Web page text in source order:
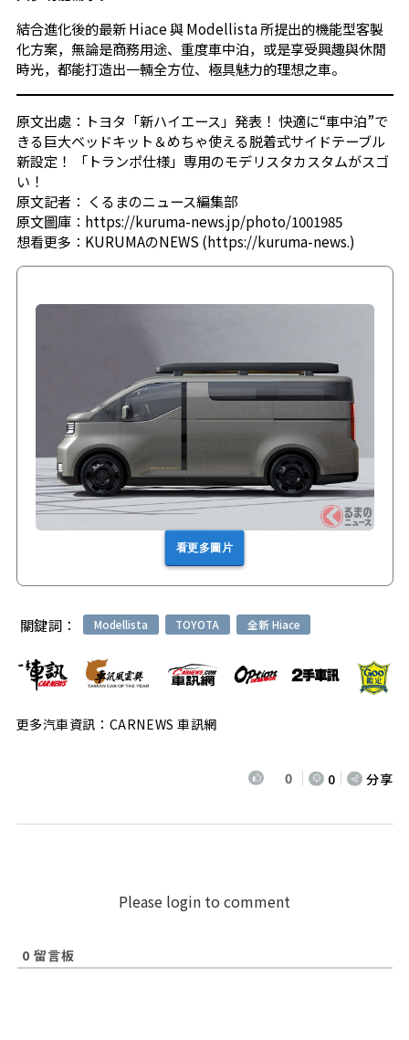
結合進化後的最新 Hiace 與 Modellista 所提出的機能型客製
化方案，無論是商務用途、重度車中泊，或是享受興趣與休閒
時光，都能打造出一輛全方位、極具魅力的理想之車。
原文出處： トヨタ「新ハイエース」発表！ 快適に“車中泊”で
きる巨大ベッドキット＆めちゃ使える脱着式サイドテーブル
新設定！ 「トランポ仕様」専用のモデリスタカスタムがスゴ
い！
原文記者： くるまのニュース編集部
原文圖庫： https://kuruma-news.jp/photo/1001985
想看更多： KURUMAのNEWS (https://kuruma-news.)
看更多圖片
關鍵詞： Modellista TOYOTA 全新 Hiace
更多汽車資訊：CARNEWS 車訊網
0 0 分享
Please login to comment
0 留言板